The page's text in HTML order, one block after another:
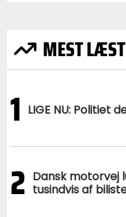
MEST
1 LIGE NU: Politiet
2 Dansk motorvej
tusindvis af